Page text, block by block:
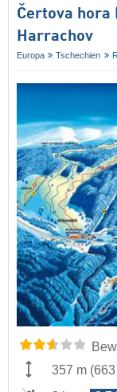
Čertova hora
Harrachov
Europa Tschechien
357 m (